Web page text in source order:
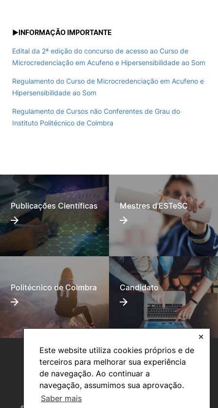
Este website utiliza cookies próprios e de
terceiros para melhorar sua experiência
de navegação. Ao continuar a
navegação, assumimos sua aprovação.
Saber mais
✕
►INFORMAÇÃO IMPORTANTE
Edital da 2ª edição do concurso de acesso ao Curso de
Microcredenciação em Acufeno e Hipersensibilidade ao Som
Regulamento do Curso de Microcredenciação em Acufeno e
Hipersensibilidade ao Som
Regulamento de Cursos não Conferentes de Grau do
Instituto Politécnico de Coimbra
Publicações Científicas Mestres d'ESTeSC
Politécnico de Coimbra Candidato